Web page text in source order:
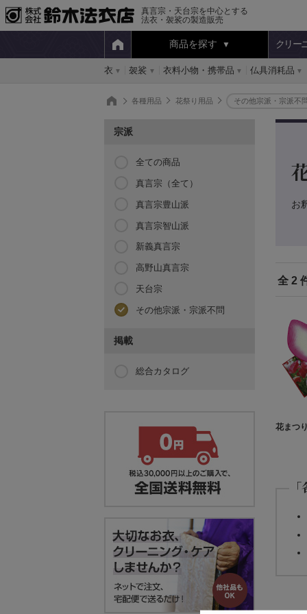
真言宗・天台宗を中心とする
法衣・袈裟の製造販売
商品を探す クリー
衣 袈裟 衣料小物・携帯品 仏具消耗品
各種用品 花祭り用品 その他宗派・宗派不
お
全 2
花まつ
宗派
全ての商品
真言宗（全て）
真言宗豊山派
真言宗智山派
新義真言宗
高野山真言宗
天台宗
その他宗派・宗派不問
掲載
総合カタログ